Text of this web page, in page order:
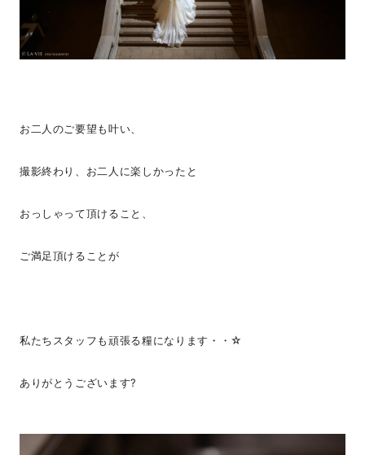
お二人のご要望も叶い、
撮影終わり、お二人に楽しかったと
おっしゃって頂けること、
ご満足頂けることが
私たちスタッフも頑張る糧になります・・☆
ありがとうございます?